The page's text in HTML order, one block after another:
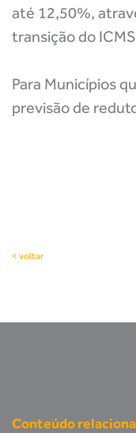
até 12,50%,
transição do
Para Municípios
previsão de
< voltar
Conteúdo